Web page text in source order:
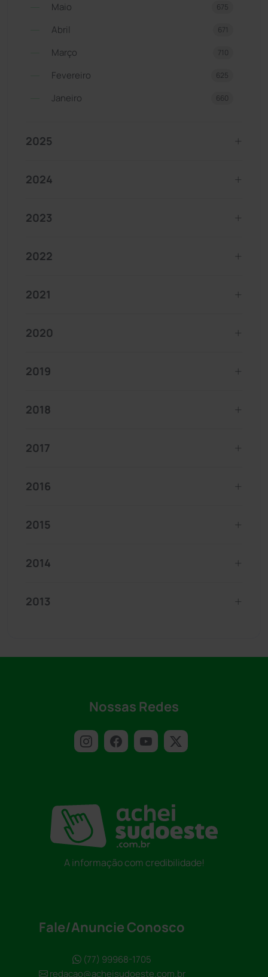
Maio 675
Abril 671
Março 710
Fevereiro 625
Janeiro 660
2025
2024
2023
2022
2021
2020
2019
2018
2017
2016
2015
2014
2013
Nossas Redes
A informação com credibilidade!
Fale/Anuncie Conosco
(77) 99968-1705
redacao@acheisudoeste.com.br